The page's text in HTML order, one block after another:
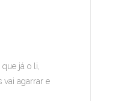
já o li,
vai agarrar e